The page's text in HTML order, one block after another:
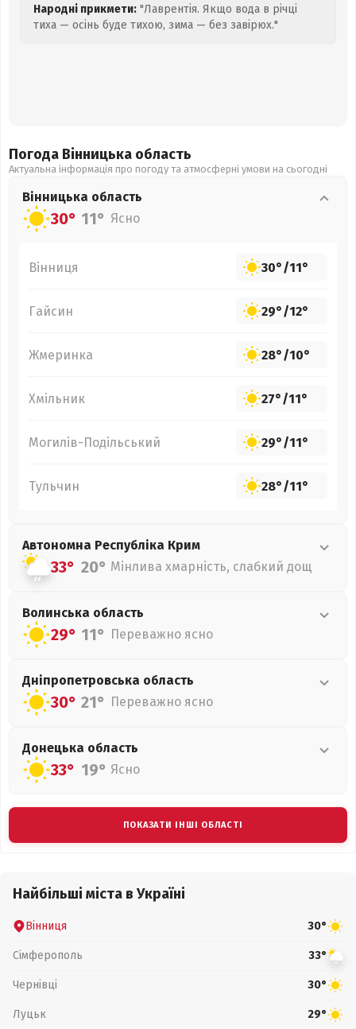
Народні прикмети: "Лаврентія. Якщо вода в річці
тиха — осінь буде тихою, зима — без завірюх."
Погода Вінницька область
Актуальна інформація про погоду та атмосферні умови на сьогодні
Вінницька область
30° 11° Ясно
Вінниця 30°/11°
Гайсин 29°/12°
Жмеринка 28°/10°
Хмільник 27°/11°
Могилів-Подільський 29°/11°
Тульчин 28°/11°
Автономна Республіка Крим
33° 20° Мінлива хмарність, слабкий дощ
Волинська область
29° 11° Переважно ясно
Дніпропетровська область
30° 21° Переважно ясно
Донецька область
33° 19° Ясно
ПОКАЗАТИ ІНШІ ОБЛАСТІ
Найбільші міста в Україні
Вінниця 30°
Сімферополь 33°
Чернівці 30°
Луцьк 29°